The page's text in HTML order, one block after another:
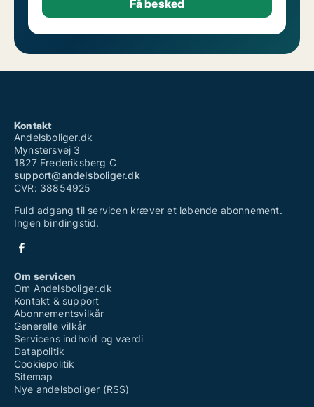
Kontakt
Andelsboliger.dk
Mynstersvej 3
1827 Frederiksberg C
support@andelsboliger.dk
CVR: 38854925
Fuld adgang til servicen kræver et løbende abonnement.
Ingen bindingstid.
Om servicen
Om Andelsboliger.dk
Kontakt & support
Abonnementsvilkår
Generelle vilkår
Servicens indhold og værdi
Datapolitik
Cookiepolitik
Sitemap
Nye andelsboliger (RSS)